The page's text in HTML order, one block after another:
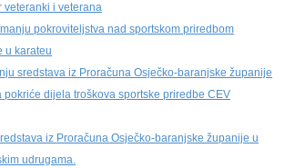
veteranki i veterana
pokroviteljstva nad sportskom priredbom
u karateu
sredstava iz Proračuna Osječko-baranjske županije
pokriće dijela troškova sportske priredbe CEV
iz Proračuna Osječko-baranjske županije u
udrugama.